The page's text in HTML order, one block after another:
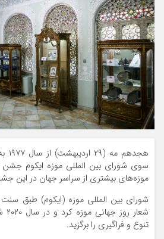
سوی شورای بین المللی موزه ایکوم
موزه‌های بیشتری از سراسر جهان در این
شورای بین المللی موزه (ایکوم) طبق سنت
تنوع و فراگیری را برگزید.